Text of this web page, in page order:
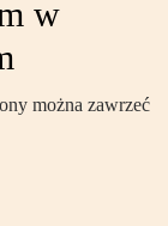
w
można zawrzeć